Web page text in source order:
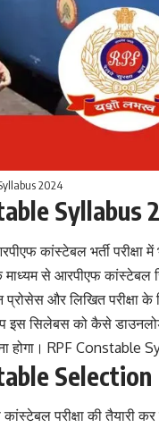
2024
Syllabus
कांस्टेबल भर्ती
से आरपीएफ कांस्टेबल
प्रोसेस और लिखित
सिलेबस को कैसे
होगा। RPF Constable
परीक्षा की तैयारी